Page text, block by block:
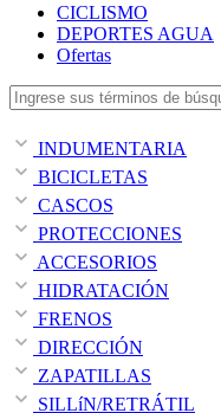
CICLISMO
DEPORTES AGUA
Ofertas
INDUMENTARIA
BICICLETAS
CASCOS
PROTECCIONES
ACCESORIOS
HIDRATACIÓN
FRENOS
DIRECCIÓN
ZAPATILLAS
SILLíN/RETRÁTIL